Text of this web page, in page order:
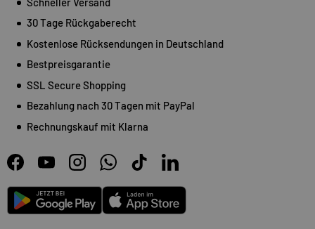
30 Tage Rückgaberecht
Kostenlose Rücksendungen in Deutschland
Bestpreisgarantie
SSL Secure Shopping
Bezahlung nach 30 Tagen mit PayPal
Rechnungskauf mit Klarna
FacebookYouTubeInstagramWhatsAppTikTokLinkedIn
Android App Store